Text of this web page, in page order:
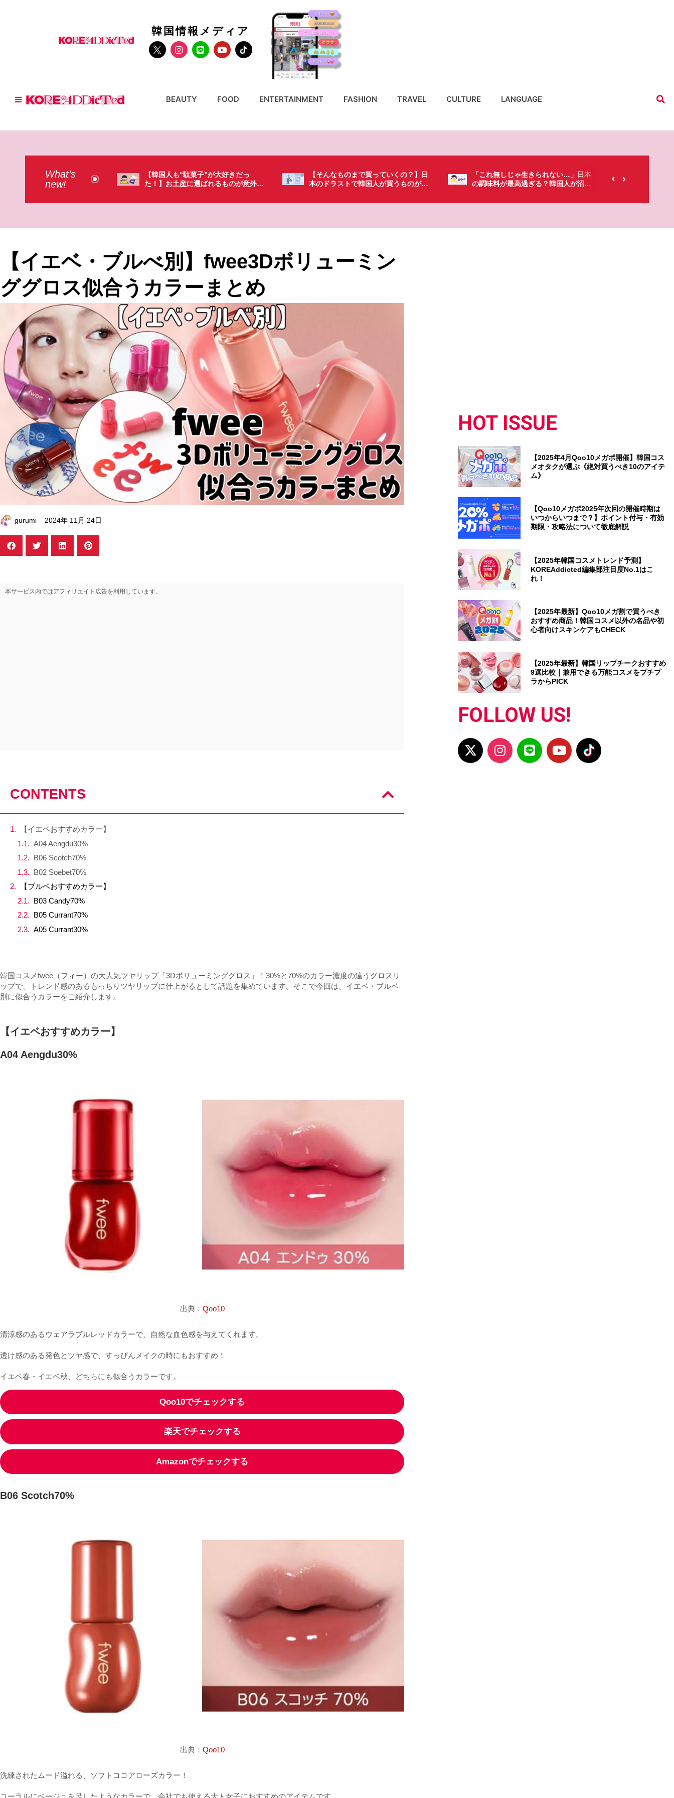
韓国情報メディア
BEAUTY FOOD ENTERTAINMENT FASHION TRAVEL CULTURE LANGUAGE
What’s
new!
人も“駄菓子”が大好きだっ
お土産に選ばれるものが意外過
【そんなものまで買っていくの？】日
本のドラストで韓国人が買うものがち
「これ無しじゃ生きられない…」日本
の調味料が最高過ぎる？韓国人が沼っ
【韓国にもあるのに…】なぜ日本のセ
ブンイレブンが韓国人に人気なの？
【イエベ・ブルべ別】fwee3Dボリューミン
ググロス似合うカラーまとめ
gurumi 2024年 11月 24日
本サービス内ではアフィリエイト広告を利用しています。
CONTENTS
【イエベおすすめカラー】
A04 Aengdu30%
B06 Scotch70%
B02 Soebet70%
【ブルベおすすめカラー】
B03 Candy70%
B05 Currant70%
A05 Currant30%
韓国コスメfwee（フィー）の大人気ツヤリップ「3Dボリューミンググロス」！30%と70%のカラー濃度の違うグロスリ
ップで、トレンド感のあるもっちりツヤリップに仕上がるとして話題を集めています。そこで今回は、イエベ・ブルベ
別に似合うカラーをご紹介します。
【イエベおすすめカラー】
A04 Aengdu30%
出典： Qoo10
清涼感のあるウェアラブルレッドカラーで、自然な血色感を与えてくれます。
透け感のある発色とツヤ感で、すっぴんメイクの時にもおすすめ！
イエベ春・イエベ秋、どちらにも似合うカラーです。
Qoo10でチェックする
楽天でチェックする
Amazonでチェックする
B06 Scotch70%
出典： Qoo10
洗練されたムード溢れる、ソフトココアローズカラー！
コーラルにベージュを足したようなカラーで、会社でも使える大人女子におすすめのアイテムです。
HOT ISSUE
【2025年4月Qoo10メガポ開催】韓国コス
メオタクが選ぶ《絶対買うべき10のアイテ
ム》
【Qoo10メガポ2025年次回の開催時期は
いつからいつまで？】ポイント付与・有効
期限・攻略法について徹底解説
【2025年韓国コスメトレンド予測】
KOREAddicted編集部注目度No.1はこ
れ！
【2025年最新】Qoo10メガ割で買うべき
おすすめ商品！韓国コスメ以外の名品や初
心者向けスキンケアもCHECK
【2025年最新】韓国リップチークおすすめ
9選比較｜兼用できる万能コスメをプチプ
ラからPICK
FOLLOW US!